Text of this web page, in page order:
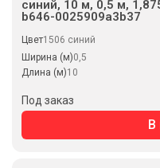
синий, 10 м, 0,5 м,
b646-0025909a3b37
Цвет1506 синий
Ширина (м)0,5
Длина (м)10
Под заказ
В